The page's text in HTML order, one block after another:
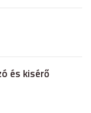
és kisérő